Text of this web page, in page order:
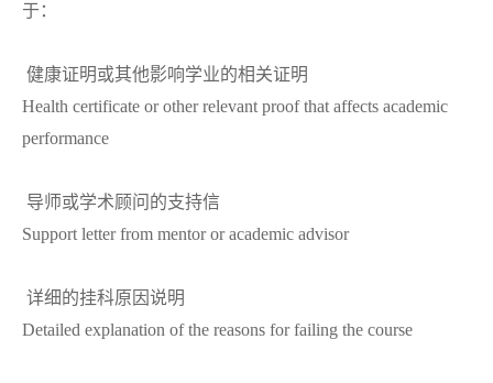
于：
健康证明或其他影响学业的相关证明
Health certificate or other relevant proof that affects academic
performance
导师或学术顾问的支持信
Support letter from mentor or academic advisor
详细的挂科原因说明
Detailed explanation of the reasons for failing the course